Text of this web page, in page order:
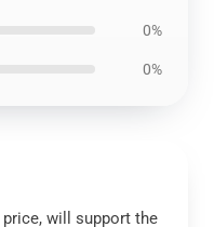
0%
0%
will support the